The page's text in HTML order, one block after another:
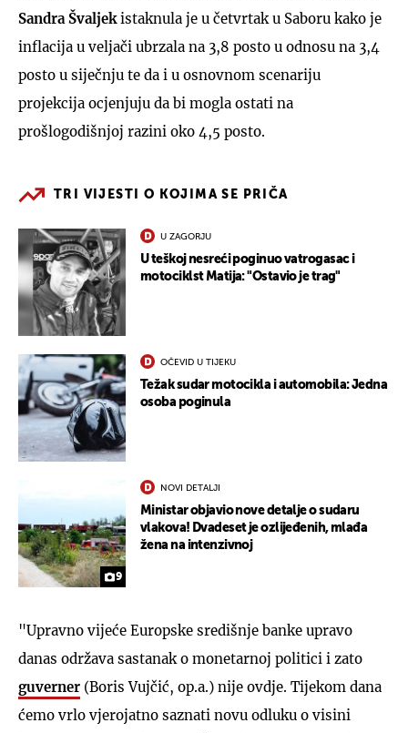
Sandra Švaljekistaknula je u četvrtak u Saboru kako je
inflacija u veljači ubrzala na 3,8 posto u odnosu na 3,4
posto u siječnju te da i u osnovnom scenariju
projekcija ocjenjuju da bi mogla ostati na
prošlogodišnjoj razini oko 4,5 posto.
TRI VIJESTI O KOJIMA SE PRIČA
U ZAGORJU
U teškoj nesreći poginuo vatrogasac i
motociklst Matija: "Ostavio je trag"
OČEVID U TIJEKU
Težak sudar motocikla i automobila: Jedna
osoba poginula
9
NOVI DETALJI
Ministar objavio nove detalje o sudaru
vlakova! Dvadeset je ozlijeđenih, mlađa
žena na intenzivnoj
"Upravno vijeće Europske središnje banke upravo
danas održava sastanak o monetarnoj politici i zato
guverner (Boris Vujčić, op.a.) nije ovdje. Tijekom dana
ćemo vrlo vjerojatno saznati novu odluku o visini